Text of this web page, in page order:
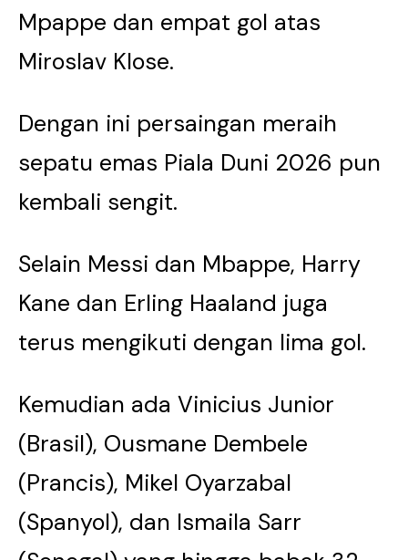
Mpappe dan empat gol atas
Miroslav Klose.
Dengan ini persaingan meraih
sepatu emas Piala Duni 2026 pun
kembali sengit.
Selain Messi dan Mbappe, Harry
Kane dan Erling Haaland juga
terus mengikuti dengan lima gol.
Kemudian ada Vinicius Junior
(Brasil), Ousmane Dembele
(Prancis), Mikel Oyarzabal
(Spanyol), dan Ismaila Sarr